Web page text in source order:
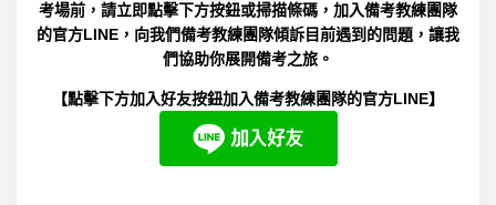
考場前，請立即點擊下方按鈕或掃描條碼，加入備考教練團隊
的官方LINE，向我們備考教練團隊傾訴目前遇到的問題，讓我
們協助你展開備考之旅。
【點擊下方加入好友按鈕加入備考教練團隊的官方LINE】